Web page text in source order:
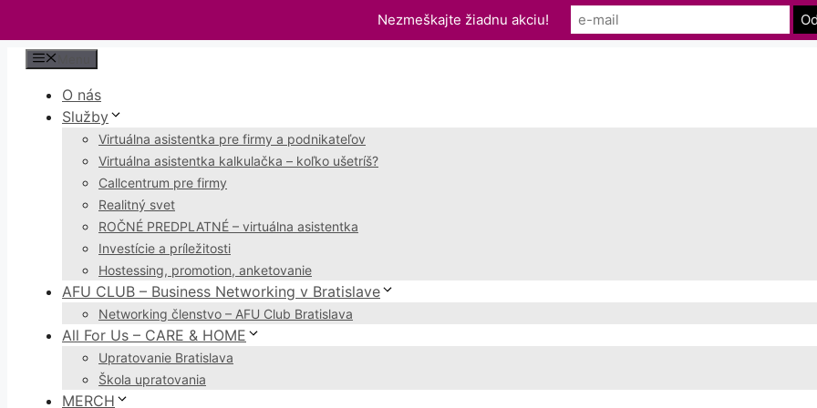
Preskočiť
obsah
O nás
Služby
Virtuálna asistentka pre firmy a podnikateľov
Virtuálna asistentka kalkulačka – koľko ušetríš?
Callcentrum pre firmy
Realitný svet
ROČNÉ PREDPLATNÉ – virtuálna asistentka
Investície a príležitosti
Hostessing, promotion, anketovanie
AFU CLUB – Business Networking v Bratislave
Networking členstvo – AFU Club Bratislava
All For Us – CARE & HOME
Upratovanie Bratislava
Škola upratovania
MERCH
Nezmeškajte žiadnu akciu!